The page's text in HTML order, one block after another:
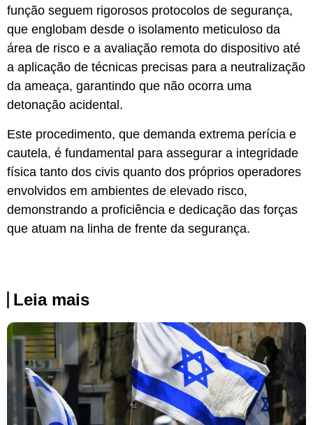
função seguem rigorosos protocolos de segurança,
que englobam desde o isolamento meticuloso da
área de risco e a avaliação remota do dispositivo até
a aplicação de técnicas precisas para a neutralização
da ameaça, garantindo que não ocorra uma
detonação acidental.
Este procedimento, que demanda extrema perícia e
cautela, é fundamental para assegurar a integridade
física tanto dos civis quanto dos próprios operadores
envolvidos em ambientes de elevado risco,
demonstrando a proficiência e dedicação das forças
que atuam na linha de frente da segurança.
Leia mais